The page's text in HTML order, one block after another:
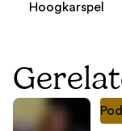
Hoogkarspel